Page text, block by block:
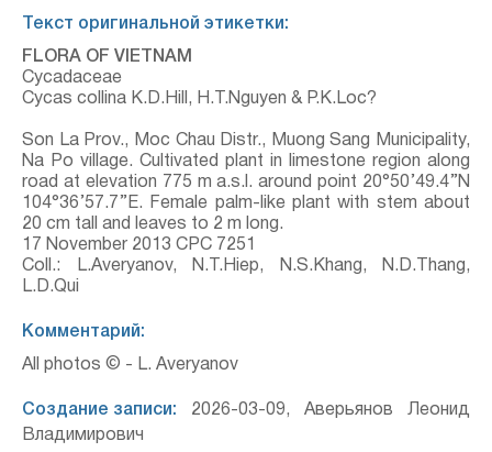
Текст оригинальной этикетки:
FLORA OF VIETNAM
Cycadaceae
Cycas collina K.D.Hill, H.T.Nguyen & P.K.Loc?
Son La Prov., Moc Chau Distr., Muong Sang Municipality,
Na Po village. Cultivated plant in limestone region along
road at elevation 775 m a.s.l. around point 20°50’49.4’’N
104°36’57.7’’E. Female palm-like plant with stem about
20 cm tall and leaves to 2 m long.
17 November 2013 CPC 7251
Coll.: L.Averyanov, N.T.Hiep, N.S.Khang, N.D.Thang,
L.D.Qui
Комментарий:
All photos © - L. Averyanov
Создание записи: 2026-03-09, Аверьянов Леонид
Владимирович